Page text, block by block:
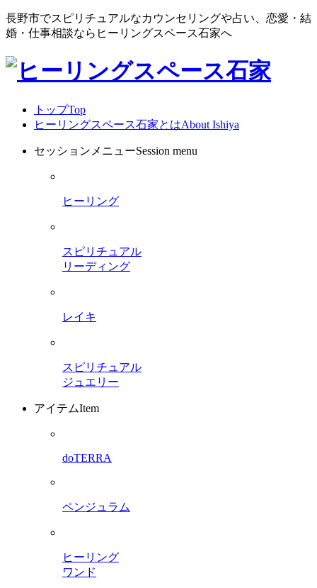
長野市でスピリチュアルなカウンセリングや占い、恋愛・結
婚・仕事相談ならヒーリングスペース石家へ
トップTop
ヒーリングスペース石家とはAbout Ishiya
セッションメニューSession menu
ヒーリング
スピリチュアル
リーディング
レイキ
スピリチュアル
ジュエリー
アイテムItem
doTERRA
ペンジュラム
ヒーリング
ワンド